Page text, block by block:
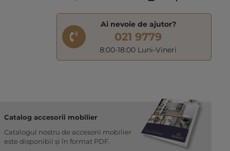
Ai nevoie de ajutor?
021 9779
8:00-18:00 Luni-Vineri
Catalog accesorii mobilier
Catalogul nostru de accesorii mobilier
este disponibil și în format PDF.